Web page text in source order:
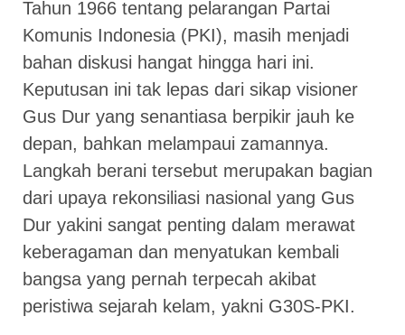
Tahun 1966 tentang pelarangan Partai
Komunis Indonesia (PKI), masih menjadi
bahan diskusi hangat hingga hari ini.
Keputusan ini tak lepas dari sikap visioner
Gus Dur yang senantiasa berpikir jauh ke
depan, bahkan melampaui zamannya.
Langkah berani tersebut merupakan bagian
dari upaya rekonsiliasi nasional yang Gus
Dur yakini sangat penting dalam merawat
keberagaman dan menyatukan kembali
bangsa yang pernah terpecah akibat
peristiwa sejarah kelam, yakni G30S-PKI.